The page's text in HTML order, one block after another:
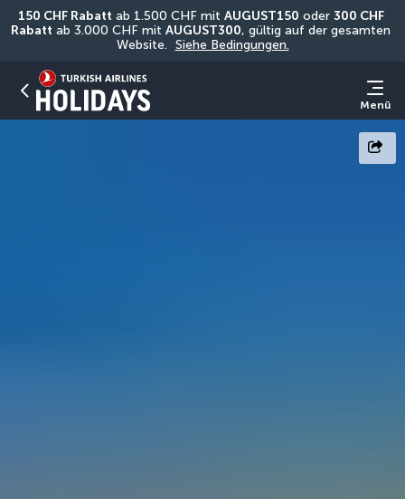
150 CHF Rabatt ab 1.500 CHF mit AUGUST150 oder 300 CHF
Rabatt ab 3.000 CHF mit AUGUST300, gültig auf der gesamten
Website. Siehe Bedingungen.
Menü